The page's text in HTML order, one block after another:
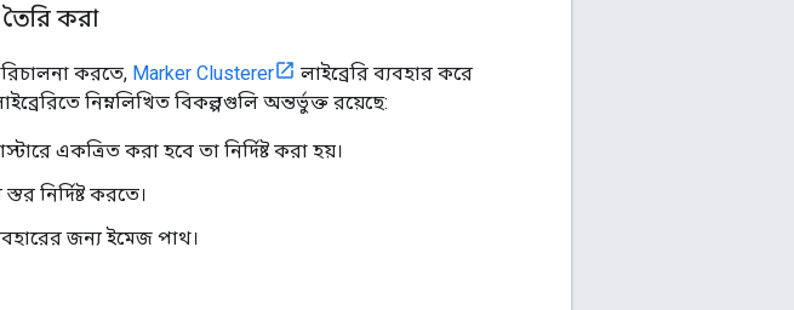
তৈরি করা
করতে, Marker Clusterer
লাইব্রেরি ব্যবহার করে
নিম্নলিখিত বিকল্পগুলি অন্তর্ভুক্ত রয়েছে:
একত্রিত করা হবে তা নির্দিষ্ট করা হয়।
নির্দিষ্ট করতে।
জন্য ইমেজ পাথ।